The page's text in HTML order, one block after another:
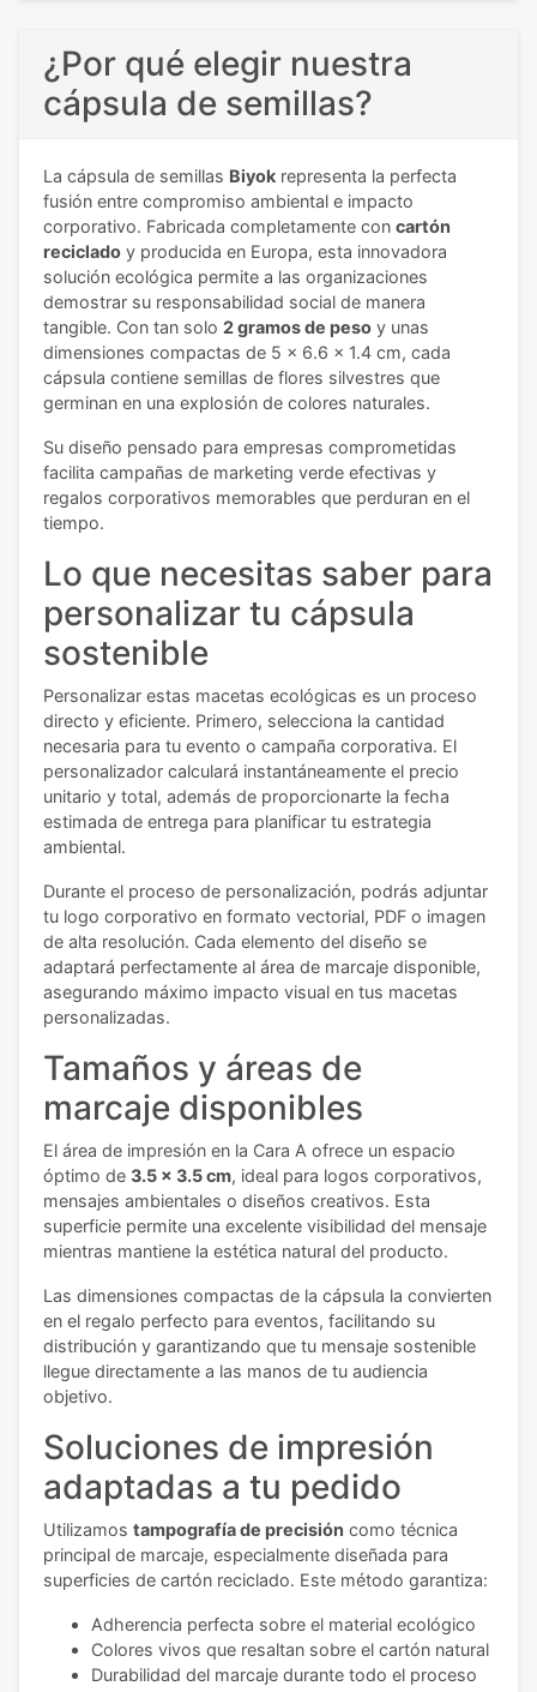
¿Por qué elegir nuestra
cápsula de semillas?
La cápsula de semillas Biyok representa la perfecta
fusión entre compromiso ambiental e impacto
corporativo. Fabricada completamente con cartón
reciclado y producida en Europa, esta innovadora
solución ecológica permite a las organizaciones
demostrar su responsabilidad social de manera
tangible. Con tan solo 2 gramos de peso y unas
dimensiones compactas de 5 x 6.6 x 1.4 cm, cada
cápsula contiene semillas de flores silvestres que
germinan en una explosión de colores naturales.
Su diseño pensado para empresas comprometidas
facilita campañas de marketing verde efectivas y
regalos corporativos memorables que perduran en el
tiempo.
Lo que necesitas saber para
personalizar tu cápsula
sostenible
Personalizar estas macetas ecológicas es un proceso
directo y eficiente. Primero, selecciona la cantidad
necesaria para tu evento o campaña corporativa. El
personalizador calculará instantáneamente el precio
unitario y total, además de proporcionarte la fecha
estimada de entrega para planificar tu estrategia
ambiental.
Durante el proceso de personalización, podrás adjuntar
tu logo corporativo en formato vectorial, PDF o imagen
de alta resolución. Cada elemento del diseño se
adaptará perfectamente al área de marcaje disponible,
asegurando máximo impacto visual en tus macetas
personalizadas.
Tamaños y áreas de
marcaje disponibles
El área de impresión en la Cara A ofrece un espacio
óptimo de 3.5 x 3.5 cm, ideal para logos corporativos,
mensajes ambientales o diseños creativos. Esta
superficie permite una excelente visibilidad del mensaje
mientras mantiene la estética natural del producto.
Las dimensiones compactas de la cápsula la convierten
en el regalo perfecto para eventos, facilitando su
distribución y garantizando que tu mensaje sostenible
llegue directamente a las manos de tu audiencia
objetivo.
Soluciones de impresión
adaptadas a tu pedido
Utilizamos tampografía de precisión como técnica
principal de marcaje, especialmente diseñada para
superficies de cartón reciclado. Este método garantiza:
Adherencia perfecta sobre el material ecológico
Colores vivos que resaltan sobre el cartón natural
Durabilidad del marcaje durante todo el proceso